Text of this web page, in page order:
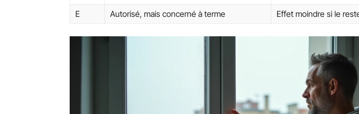
E
Autorisé, mais concerné à terme Effet moindre si le